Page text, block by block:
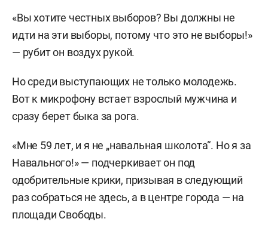
«Вы хотите честных выборов? Вы должны не
идти на эти выборы, потому что это не выборы!»
— рубит он воздух рукой.
Но среди выступающих не только молодежь.
Вот к микрофону встает взрослый мужчина и
сразу берет быка за рога.
«Мне 59 лет, и я не „навальная школота“. Но я за
Навального!» — подчеркивает он под
одобрительные крики, призывая в следующий
раз собраться не здесь, а в центре города — на
площади Свободы.